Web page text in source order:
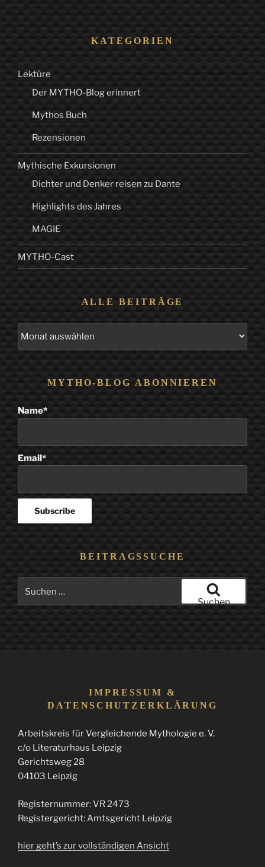
KATEGORIEN
Lektüre
Der MYTHO-Blog erinnert
Mythos Buch
Rezensionen
Mythische Exkursionen
Dichter und Denker reisen zu Dante
Highlights des Jahres
MAGIE
MYTHO-Cast
ALLE BEITRÄGE
MYTHO-BLOG ABONNIEREN
Name*
Email*
BEITRAGSSUCHE
nach:
Suchen
IMPRESSUM &
DATENSCHUTZERKLÄRUNG
Arbeitskreis für Vergleichende Mythologie e. V.
c/o Literaturhaus Leipzig
Gerichtsweg 28
04103 Leipzig
Registernummer: VR 2473
Registergericht: Amtsgericht Leipzig
hier geht’s zur vollständigen Ansicht